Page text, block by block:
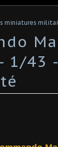
miniatures
1/43